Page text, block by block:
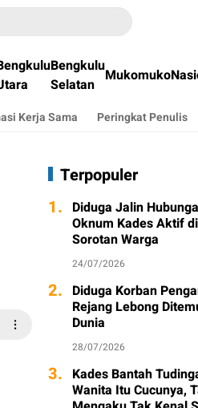
Bengkulu
Selatan Mukomuko
Kerja Sama Peringkat Penulis
Terpopuler
1. Diduga Jalin
Oknum Kades Aktif
Sorotan Warga
24/07/2026
2. Diduga Korban
Rejang Lebong
Dunia
28/07/2026
3. Kades Bantah
Wanita Itu Cucunya,